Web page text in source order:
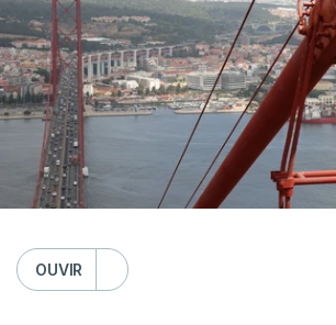
OUVIR